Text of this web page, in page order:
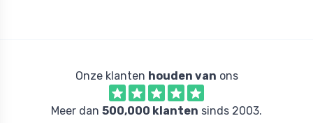
Onze klanten houden van ons
Meer dan 500,000 klanten sinds 2003.